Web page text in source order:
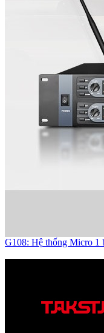
G108: Hệ thống Micro 1